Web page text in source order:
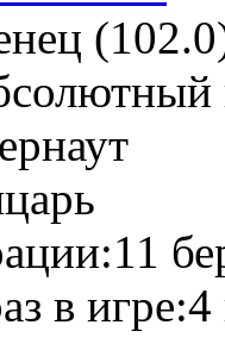
11
в игре:4